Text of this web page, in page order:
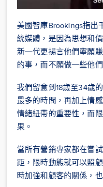
美國智庫Brookings指出
統媒體，是因為思想和
新一代更揚言他們寧願
的事，而不願做一些他
我們留意到18歲至34歲
最多的時間，再加上情
情緒紐帶的重要性，而
果。
當所有營銷專家都在嘗
距，限時動態就可以照
時加強和顧客的關係，